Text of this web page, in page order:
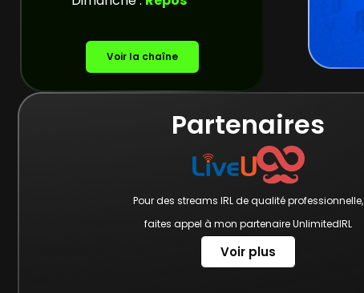
Voir la chaîne
Partenaires
Pour des streams IRL de qualité professionnelle,
faites appel à mon partenaire UnlimitedIRL
Voir plus